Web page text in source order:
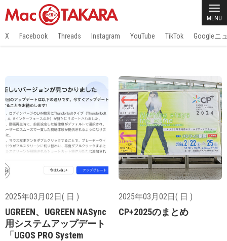
MENU
X Facebook Threads Instagram YouTube TikTok Googleニ
2025年03月02日( 日 )
UGREEN、UGREEN NASync
用システムアップデート
「UGOS PRO System
2025年03月02日( 日 )
CP+2025のまとめ